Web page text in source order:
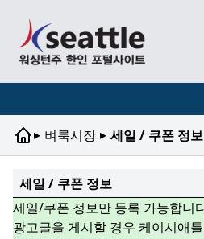
▸ 벼룩시장 ▸ 세일 / 쿠폰 정보
세일 / 쿠폰 정보
세일/쿠폰 정보만 등록 가능합니
광고글을 게시할 경우 케이시애